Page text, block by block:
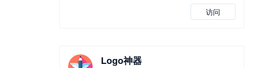
访问
Logo神器